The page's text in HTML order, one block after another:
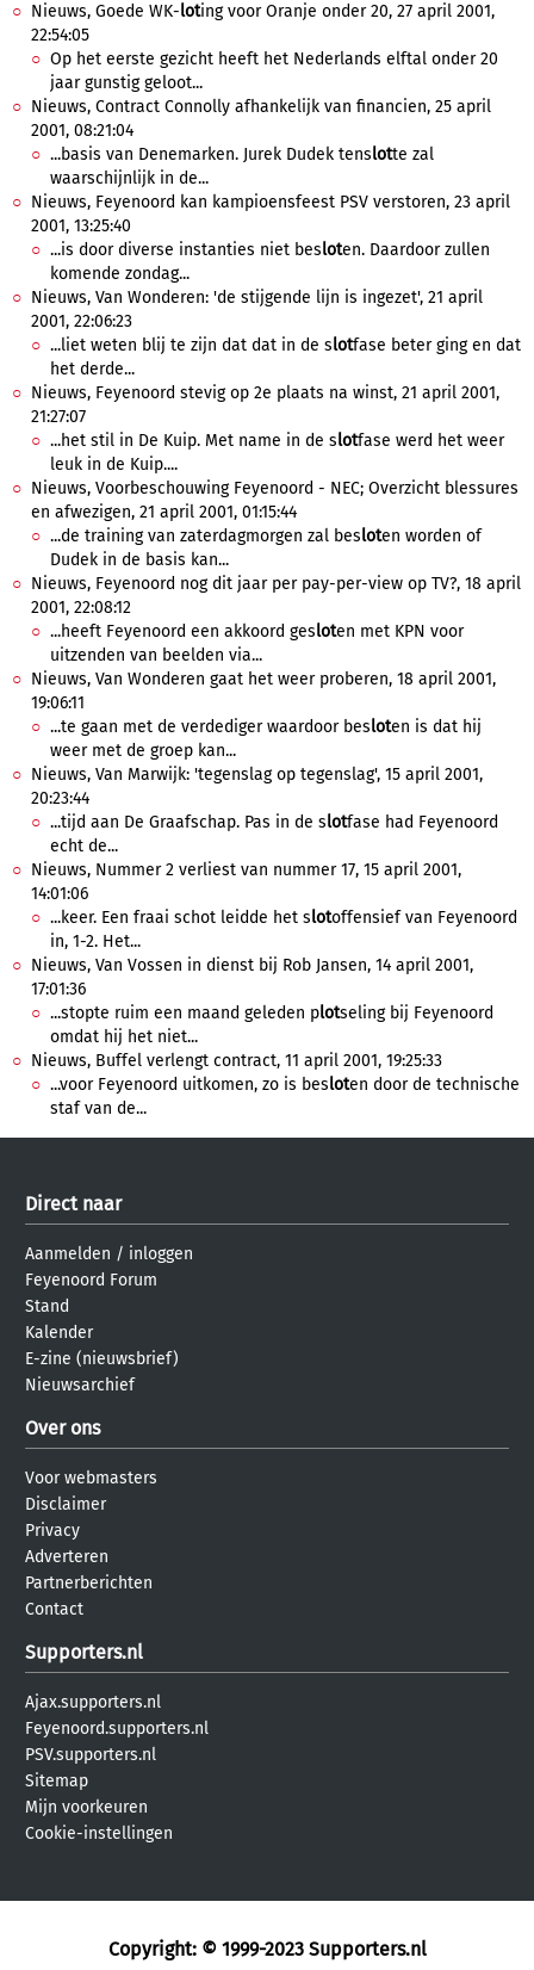
Nieuws, Goede WK-loting voor Oranje onder 20, 27 april 2001,
22:54:05
Op het eerste gezicht heeft het Nederlands elftal onder 20
jaar gunstig geloot...
Nieuws, Contract Connolly afhankelijk van financien, 25 april
2001, 08:21:04
...basis van Denemarken. Jurek Dudek tenslotte zal
waarschijnlijk in de...
Nieuws, Feyenoord kan kampioensfeest PSV verstoren, 23 april
2001, 13:25:40
...is door diverse instanties niet besloten. Daardoor zullen
komende zondag...
Nieuws, Van Wonderen: 'de stijgende lijn is ingezet', 21 april
2001, 22:06:23
...liet weten blij te zijn dat dat in de slotfase beter ging en dat
het derde...
Nieuws, Feyenoord stevig op 2e plaats na winst, 21 april 2001,
21:27:07
...het stil in De Kuip. Met name in de slotfase werd het weer
leuk in de Kuip....
Nieuws, Voorbeschouwing Feyenoord - NEC; Overzicht blessures
en afwezigen, 21 april 2001, 01:15:44
...de training van zaterdagmorgen zal besloten worden of
Dudek in de basis kan...
Nieuws, Feyenoord nog dit jaar per pay-per-view op TV?, 18 april
2001, 22:08:12
...heeft Feyenoord een akkoord gesloten met KPN voor
uitzenden van beelden via...
Nieuws, Van Wonderen gaat het weer proberen, 18 april 2001,
19:06:11
...te gaan met de verdediger waardoor besloten is dat hij
weer met de groep kan...
Nieuws, Van Marwijk: 'tegenslag op tegenslag', 15 april 2001,
20:23:44
...tijd aan De Graafschap. Pas in de slotfase had Feyenoord
echt de...
Nieuws, Nummer 2 verliest van nummer 17, 15 april 2001,
14:01:06
...keer. Een fraai schot leidde het slotoffensief van Feyenoord
in, 1-2. Het...
Nieuws, Van Vossen in dienst bij Rob Jansen, 14 april 2001,
17:01:36
...stopte ruim een maand geleden plotseling bij Feyenoord
omdat hij het niet...
Nieuws, Buffel verlengt contract, 11 april 2001, 19:25:33
...voor Feyenoord uitkomen, zo is besloten door de technische
staf van de...
Direct naar
Aanmelden / inloggen
Feyenoord Forum
Stand
Kalender
E-zine (nieuwsbrief)
Nieuwsarchief
Over ons
Voor webmasters
Disclaimer
Privacy
Adverteren
Partnerberichten
Contact
Supporters.nl
Ajax.supporters.nl
Feyenoord.supporters.nl
PSV.supporters.nl
Sitemap
Mijn voorkeuren
Cookie-instellingen
Copyright: © 1999-2023 Supporters.nl